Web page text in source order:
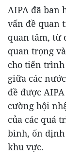
AIPA đã ban
vấn đề quan
quan tâm, từ
quan trọng
cho tiến
giữa các
đề được
cường hội
của các quá
bình, ổn định
khu vực.